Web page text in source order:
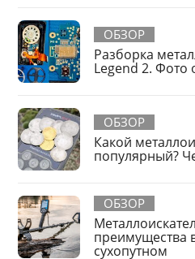
ОБЗОР
Разборка
Legend 2. Фото
ОБЗОР
Какой
популярный?
ОБЗОР
преимущества
сухопутном